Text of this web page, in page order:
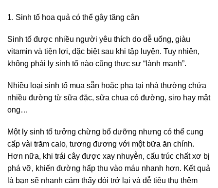
1. Sinh tố hoa quả có thể gây tăng cân
Sinh tố được nhiều người yêu thích do dễ uống, giàu
vitamin và tiện lợi, đặc biệt sau khi tập luyện. Tuy nhiên,
không phải ly sinh tố nào cũng thực sự “lành mạnh”.
Nhiều loại sinh tố mua sẵn hoặc pha tại nhà thường chứa
nhiều đường từ sữa đặc, sữa chua có đường, siro hay mật
ong…
Một ly sinh tố tưởng chừng bổ dưỡng nhưng có thể cung
cấp vài trăm calo, tương đương với một bữa ăn chính.
Hơn nữa, khi trái cây được xay nhuyễn, cấu trúc chất xơ bị
phá vỡ, khiến đường hấp thu vào máu nhanh hơn. Kết quả
là bạn sẽ nhanh cảm thấy đói trở lại và dễ tiêu thụ thêm